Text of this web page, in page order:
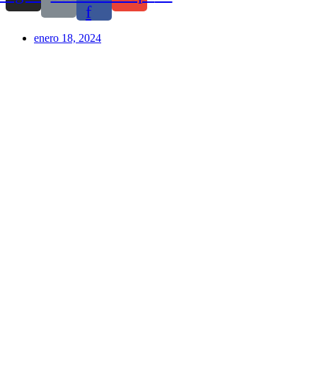
f
enero 18, 2024